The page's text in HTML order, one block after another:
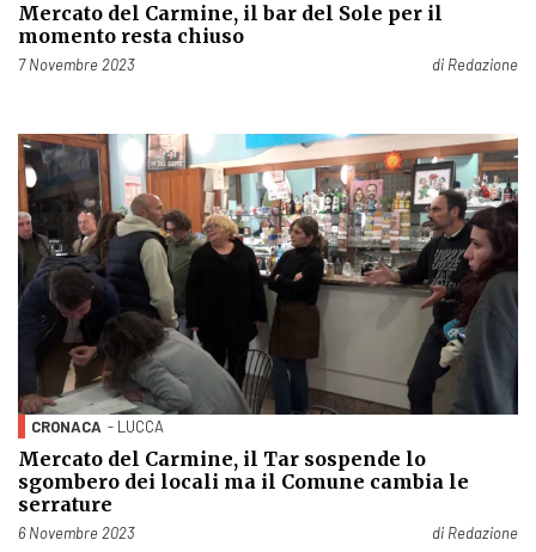
Mercato del Carmine, il bar del Sole per il
momento resta chiuso
Pubblicato il
7 Novembre 2023 di Redazione
CRONACA - LUCCA
Mercato del Carmine, il Tar sospende lo
sgombero dei locali ma il Comune cambia le
serrature
Pubblicato il
6 Novembre 2023 di Redazione